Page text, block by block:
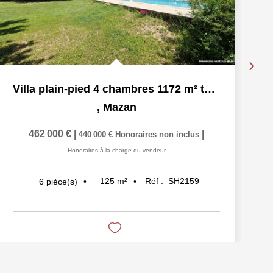
Villa plain-pied 4 chambres 1172 m² terrain avec piscine et...
, Mazan
462 000 € 440 000 € Honoraires non inclus
Honoraires à la charge du vendeur
6 pièce(s) 125 m² Réf : SH2159